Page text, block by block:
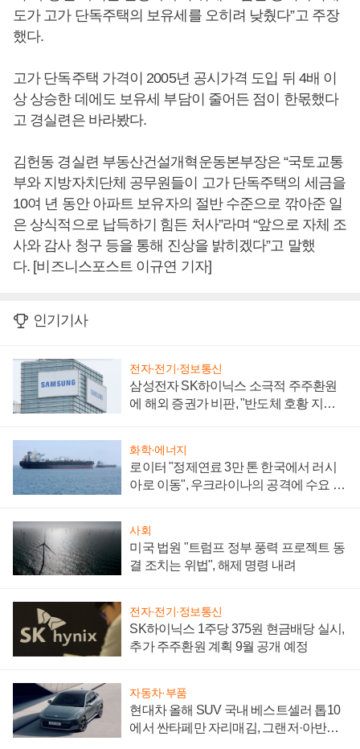
도가 고가 단독주택의 보유세를 오히려 낮췄다”고 주장
했다.
고가 단독주택 가격이 2005년 공시가격 도입 뒤 4배 이
상 상승한 데에도 보유세 부담이 줄어든 점이 한몫했다
고 경실련은 바라봤다.
김헌동 경실련 부동산건설개혁운동본부장은 “국토교통
부와 지방자치단체 공무원들이 고가 단독주택의 세금을
10여 년 동안 아파트 보유자의 절반 수준으로 깎아준 일
은 상식적으로 납득하기 힘든 처사”라며 “앞으로 자체 조
사와 감사 청구 등을 통해 진상을 밝히겠다”고 말했
다. [비즈니스포스트 이규연 기자]
인기기사
전자·전기·정보통신
삼성전자 SK하이닉스 소극적 주주환원
에 해외 증권가 비판, "반도체 호황 지속
화학·에너지
로이터 "정제연료 3만 톤 한국에서 러시
아로 이동", 우크라이나의 공격에 수요 늘
사회
미국 법원 "트럼프 정부 풍력 프로젝트 동
결 조치는 위법", 해제 명령 내려
전자·전기·정보통신
SK하이닉스 1주당 375원 현금배당 실시,
추가 주주환원 계획 9월 공개 예정
자동차·부품
현대차 올해 SUV 국내 베스트셀러 톱10
에서 싼타페만 자리매김, 그랜저·아반떼